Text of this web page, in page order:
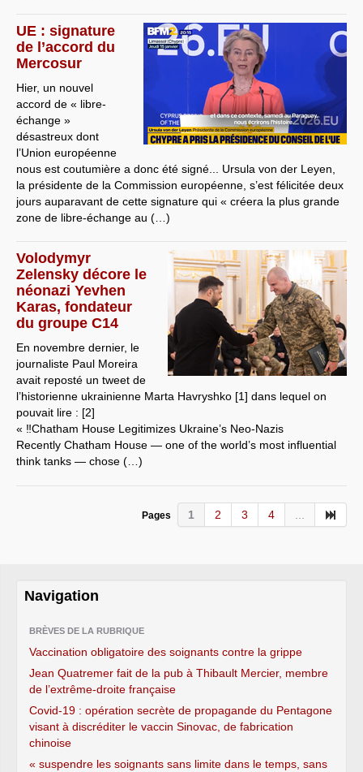
UE : signature
de l’accord du
Mercosur
Hier, un nouvel
accord de « libre-
échange »
désastreux dont
l’Union européenne
nous est coutumière a donc été signé... Ursula von der Leyen,
la présidente de la Commission européenne, s’est félicitée deux
jours auparavant de cette signature qui « créera la plus grande
zone de libre-échange au (…)
Volodymyr
Zelensky décore le
néonazi Yevhen
Karas, fondateur
du groupe C14
En novembre dernier, le
journaliste Paul Moreira
avait reposté un tweet de
l’historienne ukrainienne Marta Havryshko [1] dans lequel on
pouvait lire : [2]
« ‼️Chatham House Legitimizes Ukraine’s Neo-Nazis
Recently Chatham House — one of the world’s most influential
think tanks — chose (…)
Pages 1 2 3 4
Navigation
BRÈVES DE LA RUBRIQUE
Vaccination obligatoire des soignants contre la grippe
Jean Quatremer fait de la pub à Thibault Mercier, membre
de l’extrême-droite française
Covid-19 : opération secrète de propagande du Pentagone
visant à discréditer le vaccin Sinovac, de fabrication
chinoise
« suspendre les soignants sans limite dans le temps, sans